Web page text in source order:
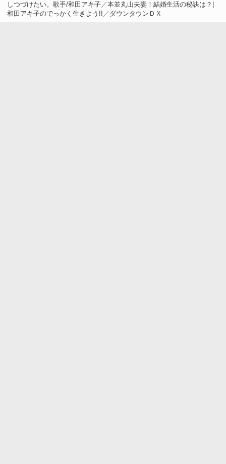
しつづけたい。歌手/和田アキ子／本並丸山夫妻！結婚生活の秘訣は？|
和田アキ子のでっかく生きよう!! ／ ダウンタウンＤＸ